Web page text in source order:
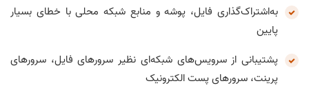
به‌اشتراک‌گذاری فایل، پوشه و منابع شبکه محلی با خطای بسیار
پایین
پشتیبانی از سرویس‌های شبکه‌ای نظیر سرورهای فایل، سرورهای
پرینت، سرورهای پست الکترونیک